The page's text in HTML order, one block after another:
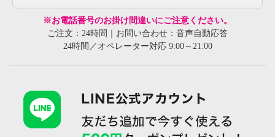
※お電話番号のお掛け間違いにご注意ください。
ご注文：24時間｜お問い合わせ：音声自動応答
24時間／オペレーター対応 9:00～21:00